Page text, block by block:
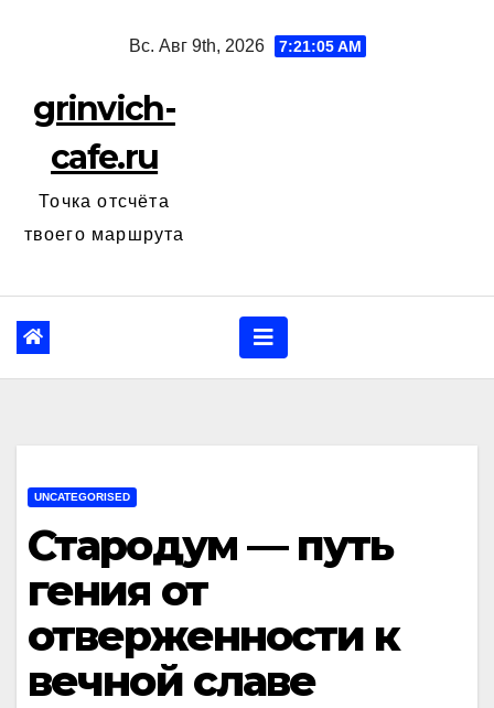
Вс. Авг 9th, 2026 7:21:06 AM
grinvich-
cafe.ru
Точка отсчёта
твоего маршрута
UNCATEGORISED
Стародум — путь
гения от
отверженности к
вечной славе